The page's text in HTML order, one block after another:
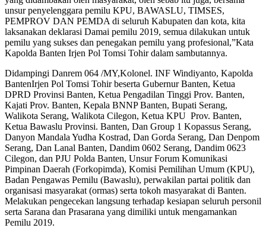
unsur penyelenggara pemilu KPU, BAWASLU, TIMSES,
PEMPROV DAN PEMDA di seluruh Kabupaten dan kota, kita
laksanakan deklarasi Damai pemilu 2019, semua dilakukan untuk
pemilu yang sukses dan penegakan pemilu yang profesional,”Kata
Kapolda Banten Irjen Pol Tomsi Tohir dalam sambutannya.
Didampingi Danrem 064 /MY,Kolonel. INF Windiyanto, Kapolda
BantenIrjen Pol Tomsi Tohir beserta Gubernur Banten, Ketua
DPRD Provinsi Banten, Ketua Pengadilan Tinggi Prov. Banten,
Kajati Prov. Banten, Kepala BNNP Banten, Bupati Serang,
Walikota Serang, Walikota Cilegon, Ketua KPU Prov. Banten,
Ketua Bawaslu Provinsi. Banten, Dan Group 1 Kopassus Serang,
Danyon Mandala Yudha Kostrad, Dan Gorda Serang, Dan Denpom
Serang, Dan Lanal Banten, Dandim 0602 Serang, Dandim 0623
Cilegon, dan PJU Polda Banten, Unsur Forum Komunikasi
Pimpinan Daerah (Forkopimda), Komisi Pemilihan Umum (KPU),
Badan Pengawas Pemilu (Bawaslu), perwakilan partai politik dan
organisasi masyarakat (ormas) serta tokoh masyarakat di Banten.
Melakukan pengecekan langsung terhadap kesiapan seluruh personil
serta Sarana dan Prasarana yang dimiliki untuk mengamankan
Pemilu 2019.